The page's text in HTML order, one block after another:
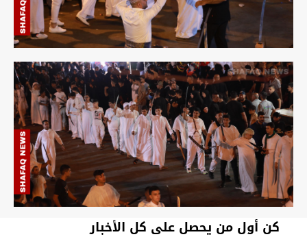
كن أول من يحصل على كل الأخبار